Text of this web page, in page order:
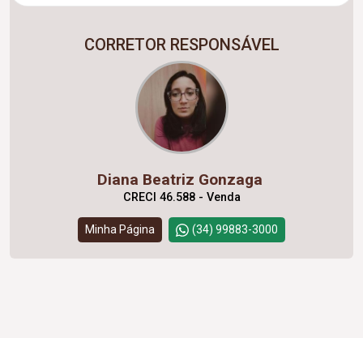
CORRETOR RESPONSÁVEL
Diana Beatriz Gonzaga
CRECI 46.588 - Venda
Minha Página (34) 99883-3000